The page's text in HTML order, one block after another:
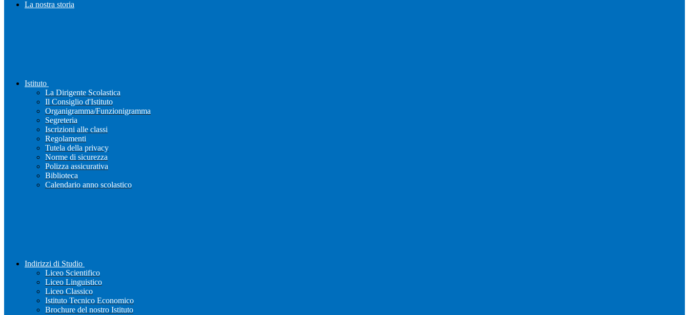
La nostra storia
Istituto
La Dirigente Scolastica
Il Consiglio d'Istituto
Organigramma/Funzionigramma
Segreteria
Iscrizioni alle classi
Regolamenti
Tutela della privacy
Norme di sicurezza
Polizza assicurativa
Biblioteca
Calendario anno scolastico
Indirizzi di Studio
Liceo Scientifico
Liceo Linguistico
Liceo Classico
Istituto Tecnico Economico
Brochure del nostro Istituto